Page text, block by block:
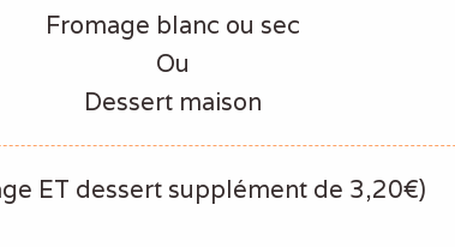
Fromage blanc ou sec
Ou
Dessert maison
ET dessert supplément de 3,20€)